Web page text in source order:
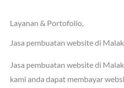
Layanan & Portofolio,
Jasa pembuatan website di
Jasa pembuatan website di
kami anda dapat membayar